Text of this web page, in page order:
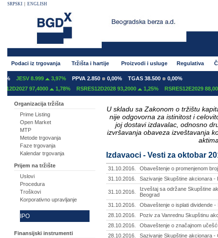
SRPSKI ENGLISH
Podaci iz trgovanja Tržišta i hartije Proizvodi i usluge Regulativa
JESV 8.999 3,97% PPVA 2.850 0,00% TGAS 38.500
0,00%
97,4000
1,78% RSRES12D2028 93,2000 1,25% RSRES12E2029 88,0000
Organizacija tržišta
Prime Listing
Open Market
MTP
Metode trgovanja
Faze trgovanja
Kalendar trgovanja
Prijem na tržište
Uslovi
Procedura
Troškovi
Korporativno upravljanje
IPO
Finansijski instrumenti
U skladu sa Zakonom o tržištu
nije odgovorna za istinitost i
joj dostavi izdavalac, odnosno
izvršavanja obaveza izveštavanja
Izdavaoci - Vesti za oktobar
31.10.2016.
Obaveštenje o promenjenom
31.10.2016.
Sazivanje Skupštine akcionara -
31.10.2016.
Izveštaj sa održane Skupštine
Beograd
31.10.2016.
Obaveštenje o isplati dividende
28.10.2016.
Poziv za Vanrednu Skupštinu
28.10.2016.
Obaveštenje o značajnom
28.10.2016.
Sazivanje Skupštine akcionara -